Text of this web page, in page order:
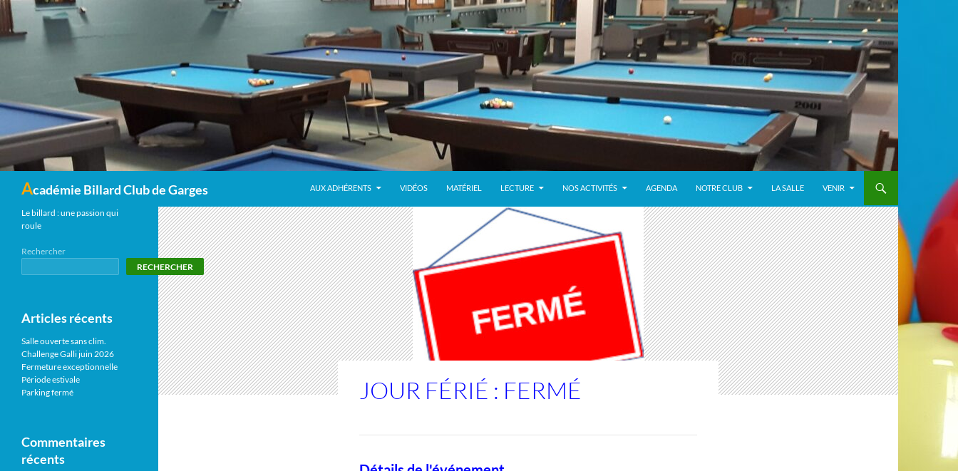
Académie Billard Club de Garges AUX ADHÉRENTS VIDÉOS MATÉRIEL LECTURE NOS ACTIVITÉS AGENDA NOTRE CLUB LA SALLE VENIR
JOUR FÉRIÉ : FERMÉ
Le billard : une passion qui
roule
Rechercher
RECHERCHER
Articles récents
Salle ouverte sans clim.
Challenge Galli juin 2026
Fermeture exceptionnelle
Période estivale
Parking fermé
Commentaires
récents